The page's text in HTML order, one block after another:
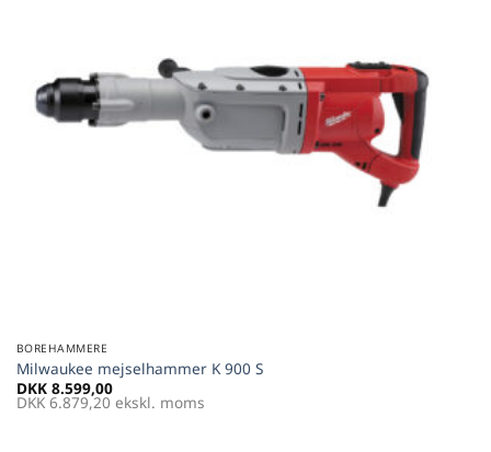
BOREHAMMERE
Milwaukee mejselhammer K 900 S
DKK 8.599,00
DKK 6.879,20 ekskl. moms